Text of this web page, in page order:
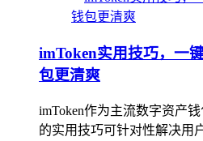
imToken实用技巧，一
包更清爽
imToken作为主流数字资产
的实用技巧可针对性解决用